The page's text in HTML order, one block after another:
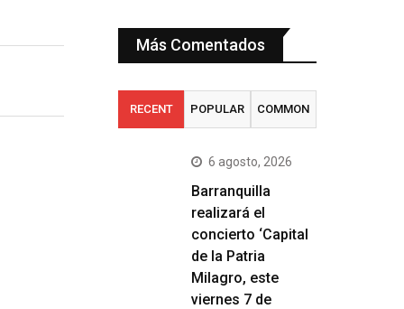
Más Comentados
RECENT POPULAR COMMON
6 agosto, 2026
Barranquilla
realizará el
concierto ‘Capital
de la Patria
Milagro, este
viernes 7 de